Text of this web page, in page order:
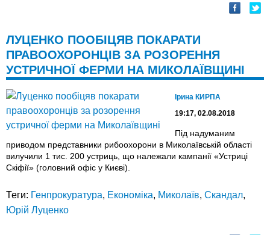
ЛУЦЕНКО ПООБІЦЯВ ПОКАРАТИ
ПРАВООХОРОНЦІВ ЗА РОЗОРЕННЯ
УСТРИЧНОЇ ФЕРМИ НА МИКОЛАЇВЩИНІ
Ірина КИРПА
19:17, 02.08.2018
Під надуманим
приводом представники рибоохорони в Миколаївській області
вилучили 1 тис. 200 устриць, що належали кампанії «Устриці
Скіфії» (головний офіс у Києві).
Теги: Генпрокуратура, Економіка, Миколаїв, Скандал,
Юрій Луценко